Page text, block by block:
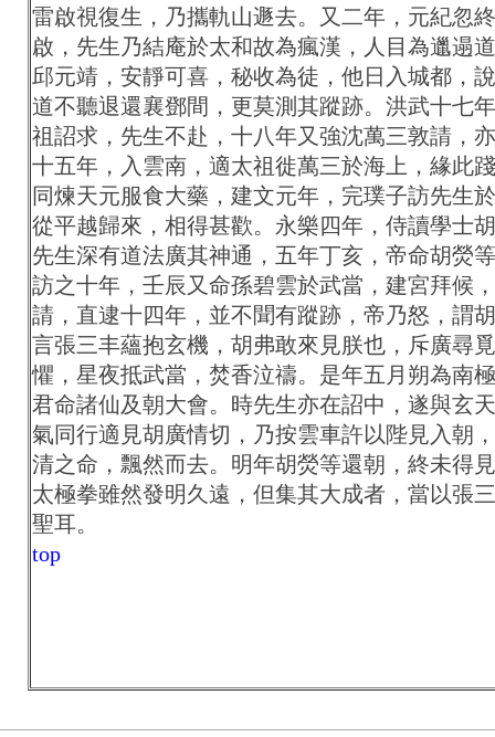
雷啟視復生，乃攜軌山遯去。又二年，元紀忽
啟，先生乃結庵於太和故為瘋漢，人目為邋遢
邱元靖，安靜可喜，秘收為徒，他日入城都，
道不聽退還襄鄧間，更莫測其蹤跡。洪武十七
祖詔求，先生不赴，十八年又強沈萬三敦請，
十五年，入雲南，適太祖徙萬三於海上，緣此
同煉天元服食大藥，建文元年，完璞子訪先生
從平越歸來，相得甚歡。永樂四年，侍讀學士
先生深有道法廣其神通，五年丁亥，帝命胡熒
訪之十年，壬辰又命孫碧雲於武當，建宮拜候
請，直逮十四年，並不聞有蹤跡，帝乃怒，謂
言張三丰蘊抱玄機，胡弗敢來見朕也，斥廣尋
懼，星夜抵武當，焚香泣禱。是年五月朔為南
君命諸仙及朝大會。時先生亦在詔中，遂與玄
氣同行適見胡廣情切，乃按雲車許以陛見入朝
清之命，飄然而去。明年胡熒等還朝，終未得
太極拳雖然發明久遠，但集其大成者，當以張
聖耳。
top